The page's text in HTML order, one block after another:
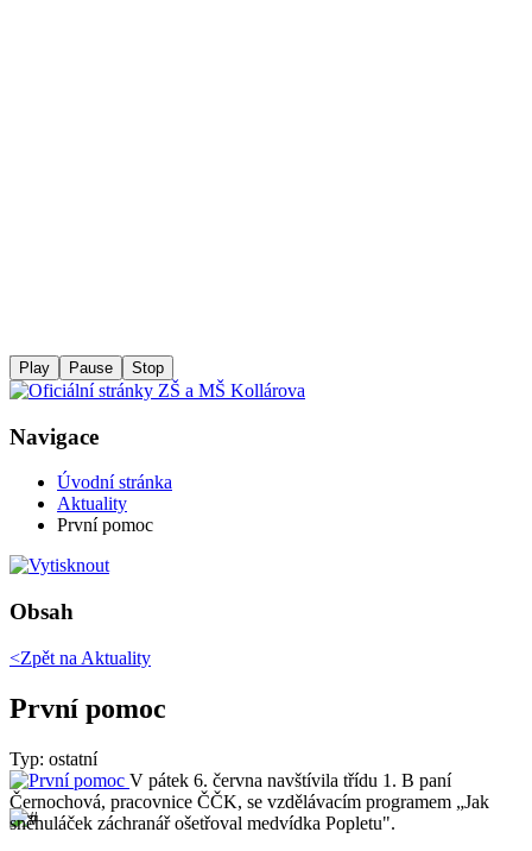
Play Pause Stop
Navigace
Úvodní stránka
Aktuality
První pomoc
Obsah
<Zpět na Aktuality
První pomoc
Typ: ostatní
V pátek 6. června navštívila třídu 1. B paní
Černochová, pracovnice ČČK, se vzdělávacím programem „Jak
sněhuláček záchranář ošetřoval medvídka Popletu".